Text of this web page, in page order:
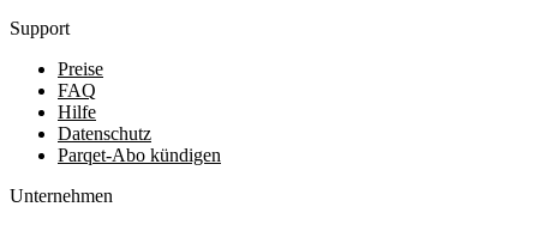
Support
Preise
FAQ
Hilfe
Datenschutz
Parqet-Abo kündigen
Unternehmen